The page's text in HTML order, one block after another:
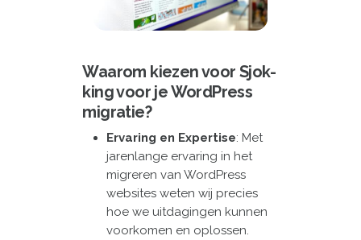
Waarom kiezen voor Sjok-
king voor je WordPress
migratie?
Ervaring en Expertise: Met
jarenlange ervaring in het
migreren van WordPress
websites weten wij precies
hoe we uitdagingen kunnen
voorkomen en oplossen.